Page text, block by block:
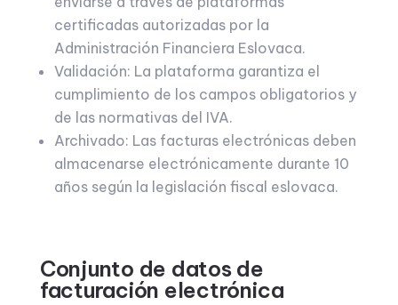
certificadas autorizadas por la
Administración Financiera Eslovaca.
Validación: La plataforma garantiza el
cumplimiento de los campos obligatorios y
de las normativas del IVA.
Archivado: Las facturas electrónicas deben
almacenarse electrónicamente durante 10
años según la legislación fiscal eslovaca.
Conjunto de datos de
facturación electrónica